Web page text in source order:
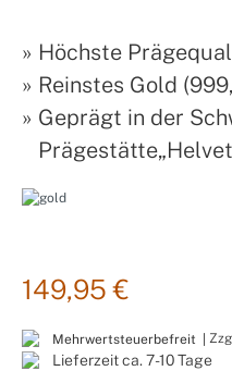
» Höchste
» Reinstes Gold
» Geprägt in der
149,95 €
Mehrwertsteuerbefreit |
Lieferzeit ca. 7-10 Tage